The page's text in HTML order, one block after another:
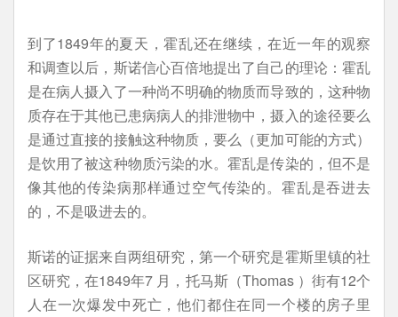
到了1849年的夏天，霍乱还在继续，在近一年的观察
和调查以后，斯诺信心百倍地提出了自己的理论：霍乱
是在病人摄入了一种尚不明确的物质而导致的，这种物
质存在于其他已患病病人的排泄物中，摄入的途径要么
是通过直接的接触这种物质，要么（更加可能的方式）
是饮用了被这种物质污染的水。霍乱是传染的，但不是
像其他的传染病那样通过空气传染的。霍乱是吞进去
的，不是吸进去的。
斯诺的证据来自两组研究，第一个研究是霍斯里镇的社
区研究，在1849年7 月，托马斯（Thomas ）街有12个
人在一次爆发中死亡，他们都住在同一个楼的房子里